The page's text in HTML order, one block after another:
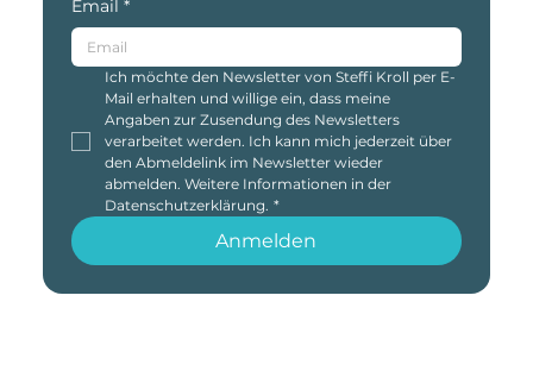
Email *
Ich möchte den Newsletter von Steffi Kroll per E-
Mail erhalten und willige ein, dass meine
Angaben zur Zusendung des Newsletters
verarbeitet werden. Ich kann mich jederzeit über
den Abmeldelink im Newsletter wieder
abmelden. Weitere Informationen in der
Datenschutzerklärung. *
Anmelden